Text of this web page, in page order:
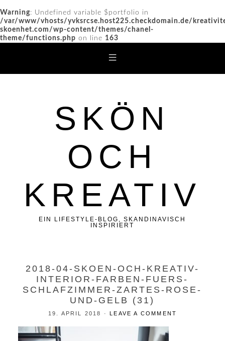
Warning: Undefined variable $portfolio in
/var/www/vhosts/yvksrcse.host225.checkdomain.de/
skoenhet.com/wp-content/themes/chanel-
theme/functions.php on line 163
SKÖN
OCH
KREATIV
EIN LIFESTYLE-BLOG, SKANDINAVISCH
INSPIRIERT
2018-04-SKOEN-OCH-KREATIV-
INTERIOR-FARBEN-FUERS-
SCHLAFZIMMER-ZARTES-ROSE-
UND-GELB (31)
19. APRIL 2018 ·LEAVE A COMMENT